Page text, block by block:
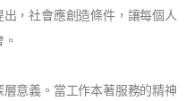
，社會應創造條件，讓每個人
意義。當工作本著服務的精神